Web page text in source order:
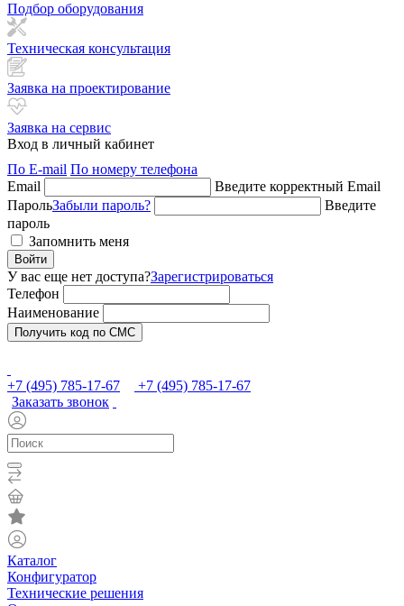
Подбор оборудования
Техническая консультация
Заявка на проектирование
Заявка на сервис
Вход в личный кабинет
По E-mail По номеру телефона
Email
Введите корректный Email
ПарольЗабыли пароль?
Введите
пароль
Запомнить меня
Войти
У вас еще нет доступа?Зарегистрироваться
Телефон
Наименование
Получить код по СМС
+7 (495) 785-17-67
+7 (495) 785-17-67
Заказать звонок
Каталог
Конфигуратор
Технические решения